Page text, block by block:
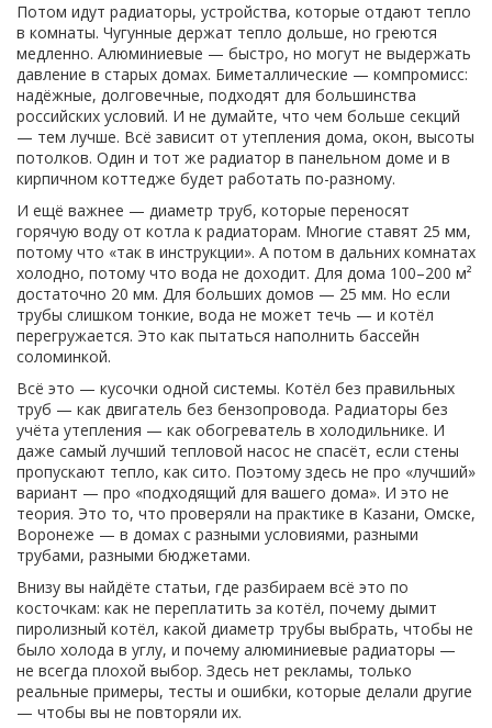
Потом идут радиаторы, устройства, которые отдают тепло
в комнаты. Чугунные держат тепло дольше, но греются
медленно. Алюминиевые — быстро, но могут не выдержать
давление в старых домах. Биметаллические — компромисс:
надёжные, долговечные, подходят для большинства
российских условий. И не думайте, что чем больше секций
— тем лучше. Всё зависит от утепления дома, окон, высоты
потолков. Один и тот же радиатор в панельном доме и в
кирпичном коттедже будет работать по-разному.
И ещё важнее — диаметр труб, которые переносят
горячую воду от котла к радиаторам. Многие ставят 25 мм,
потому что «так в инструкции». А потом в дальних комнатах
холодно, потому что вода не доходит. Для дома 100–200 м²
достаточно 20 мм. Для больших домов — 25 мм. Но если
трубы слишком тонкие, вода не может течь — и котёл
перегружается. Это как пытаться наполнить бассейн
соломинкой.
Всё это — кусочки одной системы. Котёл без правильных
труб — как двигатель без бензопровода. Радиаторы без
учёта утепления — как обогреватель в холодильнике. И
даже самый лучший тепловой насос не спасёт, если стены
пропускают тепло, как сито. Поэтому здесь не про «лучший»
вариант — про «подходящий для вашего дома». И это не
теория. Это то, что проверяли на практике в Казани, Омске,
Воронеже — в домах с разными условиями, разными
трубами, разными бюджетами.
Внизу вы найдёте статьи, где разбираем всё это по
косточкам: как не переплатить за котёл, почему дымит
пиролизный котёл, какой диаметр трубы выбрать, чтобы не
было холода в углу, и почему алюминиевые радиаторы —
не всегда плохой выбор. Здесь нет рекламы, только
реальные примеры, тесты и ошибки, которые делали другие
— чтобы вы не повторяли их.